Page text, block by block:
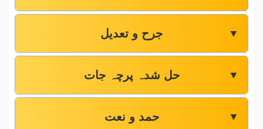
جرح و تعدیل ▼
حل شدہ پرچہ جات ▼
حمد و نعت ▼